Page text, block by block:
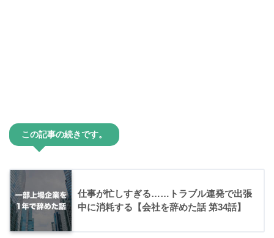
この記事の続きです。
仕事が忙しすぎる……トラブル連発で出張
中に消耗する【会社を辞めた話 第34話】